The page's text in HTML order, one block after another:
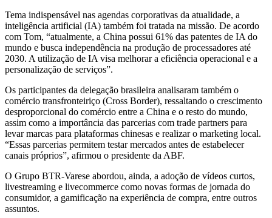
Tema indispensável nas agendas corporativas da atualidade, a
inteligência artificial (IA) também foi tratada na missão. De acordo
com Tom, “atualmente, a China possui 61% das patentes de IA do
mundo e busca independência na produção de processadores até
2030. A utilização de IA visa melhorar a eficiência operacional e a
personalização de serviços”.
Os participantes da delegação brasileira analisaram também o
comércio transfronteiriço (Cross Border), ressaltando o crescimento
desproporcional do comércio entre a China e o resto do mundo,
assim como a importância das parcerias com trade partners para
levar marcas para plataformas chinesas e realizar o marketing local.
“Essas parcerias permitem testar mercados antes de estabelecer
canais próprios”, afirmou o presidente da ABF.
O Grupo BTR-Varese abordou, ainda, a adoção de vídeos curtos,
livestreaming e livecommerce como novas formas de jornada do
consumidor, a gamificação na experiência de compra, entre outros
assuntos.